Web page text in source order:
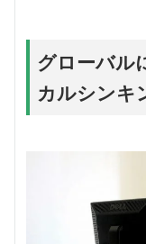
グローバル
カルシンキ